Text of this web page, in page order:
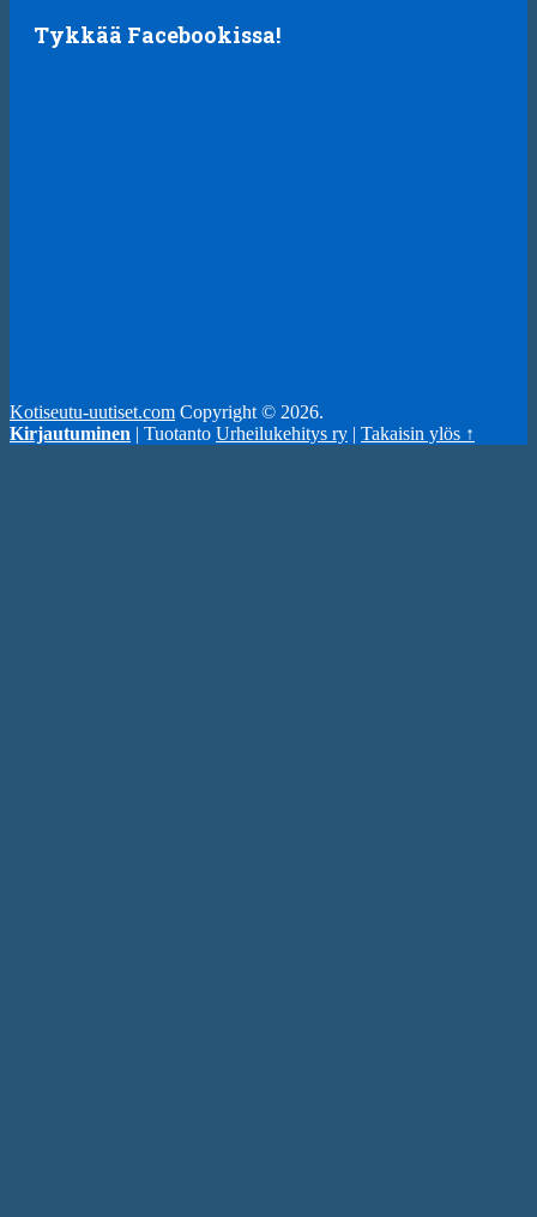
Tykkää Facebookissa!
Kotiseutu-uutiset.com Copyright © 2026.
Kirjautuminen | Tuotanto Urheilukehitys ry | Takaisin ylös ↑